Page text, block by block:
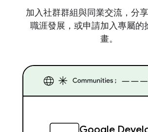
加入社群群組與同業交流，分
職涯發展，或申請加入專屬的
畫。